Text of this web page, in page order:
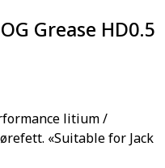
Grease HD0.5
litium /
«Suitable for Jack